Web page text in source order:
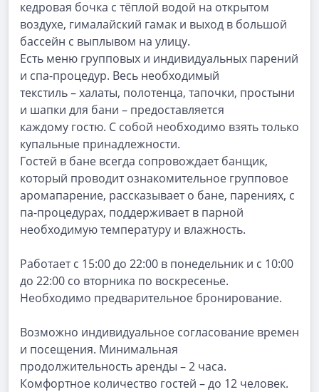
кедровая бочка с тёплой водой на открытом
воздухе, гималайский гамак и выход в большой
бассейн с выплывом на улицу.
Есть меню групповых и индивидуальных парений
и спа-процедур. Весь необходимый
текстиль – халаты, полотенца, тапочки, простыни
и шапки для бани – предоставляется
каждому гостю. С собой необходимо взять только
купальные принадлежности.
Гостей в бане всегда сопровождает банщик,
который проводит ознакомительное групповое
аромапарение, рассказывает о бане, парениях, с
па-процедурах, поддерживает в парной
необходимую температуру и влажность.
Работает с 15:00 до 22:00 в понедельник и с 10:00
до 22:00 со вторника по воскресенье.
Необходимо предварительное бронирование.
Возможно индивидуальное согласование времен
и посещения. Минимальная
продолжительность аренды – 2 часа.
Комфортное количество гостей – до 12 человек.